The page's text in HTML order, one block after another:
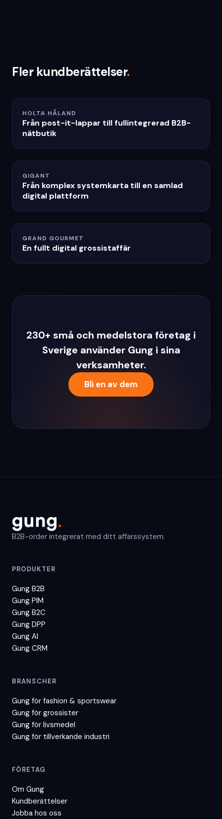
Fler kundberättelser.
HOLTA HÅLAND
Från post-it-lappar till fullintegrerad B2B-
nätbutik
GIGANT
Från komplex systemkarta till en samlad
digital plattform
GRAND GOURMET
En fullt digital grossistaffär
230+ små och medelstora företag i
Sverige använder Gung i sina
verksamheter.
Bli en av dem
B2B-order integrerat med ditt affärssystem.
PRODUKTER
Gung B2B
Gung PIM
Gung B2C
Gung DPP
Gung AI
Gung CRM
BRANSCHER
Gung för fashion & sportswear
Gung för grossister
Gung för livsmedel
Gung för tillverkande industri
FÖRETAG
Om Gung
Kundberättelser
Jobba hos oss